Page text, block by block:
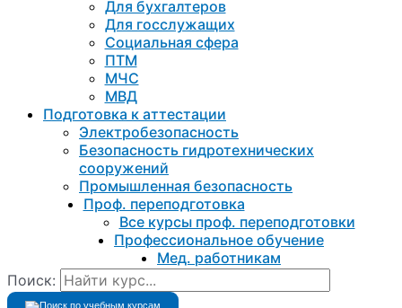
Для бухгалтеров
Для госслужащих
Социальная сфера
ПТМ
МЧС
МВД
Подготовка к aттестации
Электробезопасность
Безопасность гидротехнических
сооружений
Промышленная безопасность
Проф. переподготовка
Все курсы проф. переподготовки
Профессиональное обучение
Мед. работникам
Поиск: